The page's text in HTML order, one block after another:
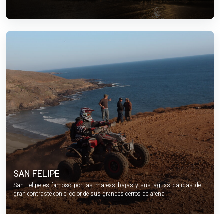
SAN FELIPE
San Felipe es famoso por las mareas bajas y sus aguas cálidas de
gran contraste con el color de sus grandes cerros de arena.